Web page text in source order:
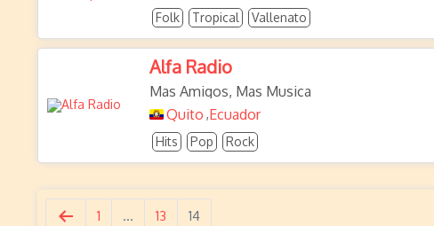
Folk Tropical Vallenato
Alfa Radio
Mas Amigos, Mas Musica
Quito ,Ecuador
Hits Pop Rock
1 … 13 14